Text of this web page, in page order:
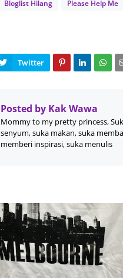
Bloglist Hilang Please Help Me
Posted by Kak Wawa
Mommy to my pretty princess,
senyum, suka makan, suka
memberi inspirasi, suka menulis